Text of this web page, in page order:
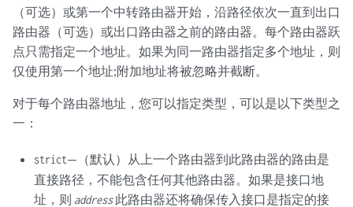
（可选）或第一个中转路由器开始，沿路径依次一直到出口
路由器（可选）或出口路由器之前的路由器。每个路由器跃
点只需指定一个地址。如果为同一路由器指定多个地址，则
仅使用第一个地址;附加地址将被忽略并截断。
对于每个路由器地址，您可以指定类型，可以是以下类型之
一：
strict—（默认）从上一个路由器到此路由器的路由是
直接路径，不能包含任何其他路由器。如果是接口地
址，则 address此路由器还将确保传入接口是指定的接